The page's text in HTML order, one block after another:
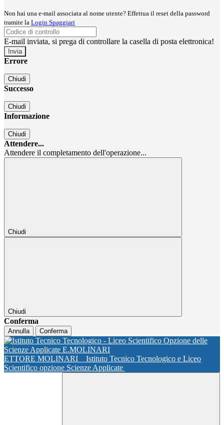
Non hai una e-mail associata al nome utente? Effettua il reset della password
tramite la Login Spaggiari
E-mail inviata, si prega di controllare la casella di posta elettronica!
Errore
Chiudi
Successo
Chiudi
Informazione
Chiudi
Attendere...
Attendere il completamento dell'operazione...
Chiudi
Chiudi
Conferma
Annulla Conferma
ETTORE MOLINARI
Istituto Tecnico Tecnologico e Liceo
Scientifico opzione Scienze Applicate